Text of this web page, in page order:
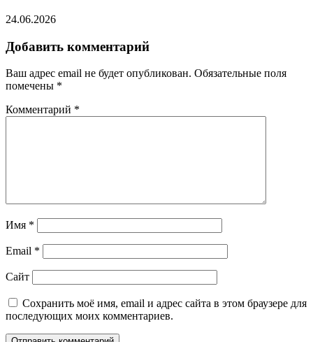
24.06.2026
Добавить комментарий
Ваш адрес email не будет опубликован. Обязательные поля
помечены *
Комментарий *
Имя *
Email *
Сайт
Сохранить моё имя, email и адрес сайта в этом браузере для
последующих моих комментариев.